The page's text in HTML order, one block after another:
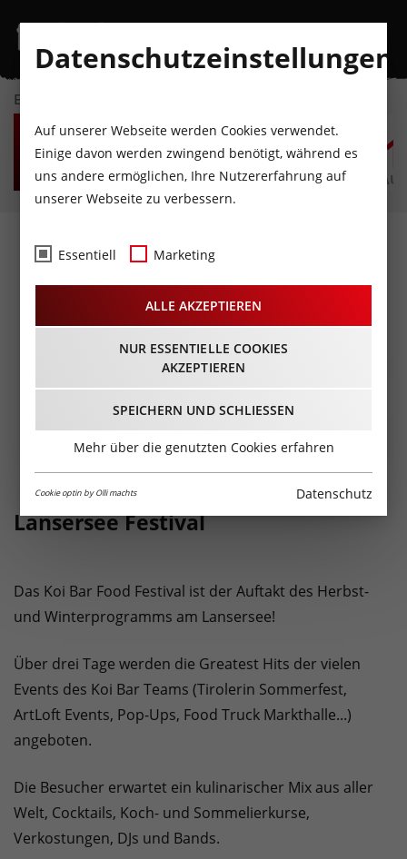
EVENTKALENDER
SA
8
AUGUST
SO
9
AUGUST
MO
10
AUGUST
DI
11
AUGUST
MI
12
AUGUST
Koi Bar Food Festival am
Lansersee
18.10.2024 - Beginn 12:00 Uhr
Lansersee Festival
Das Koi Bar Food Festival ist der Auftakt des Herbst-
und Winterprogramms am Lansersee!
Über drei Tage werden die Greatest Hits der vielen
Events des Koi Bar Teams (Tirolerin Sommerfest,
ArtLoft Events, Pop-Ups, Food Truck Markthalle...)
angeboten.
Die Besucher erwartet ein kulinarischer Mix aus aller
Welt, Cocktails, Koch- und Sommelierkurse,
Verkostungen, DJs und Bands.
Datenschutzeinstellungen
Auf unserer Webseite werden Cookies verwendet.
Einige davon werden zwingend benötigt, während es
uns andere ermöglichen, Ihre Nutzererfahrung auf
unserer Webseite zu verbessern.
Essentiell Marketing
ALLE AKZEPTIEREN
NUR ESSENTIELLE COOKIES
AKZEPTIEREN
SPEICHERN UND SCHLIESSEN
Mehr über die genutzten Cookies erfahren
Cookie optin by Olli machts Datenschutz